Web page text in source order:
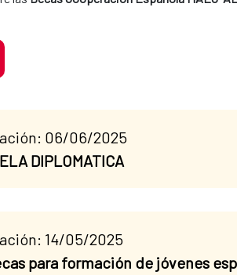
06/06/2025
DIPLOMATICA
14/05/2025
para formación de jóvenes